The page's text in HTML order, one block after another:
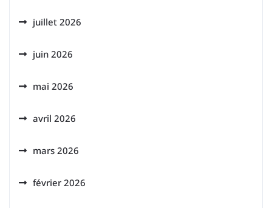
juillet 2026
juin 2026
mai 2026
avril 2026
mars 2026
février 2026